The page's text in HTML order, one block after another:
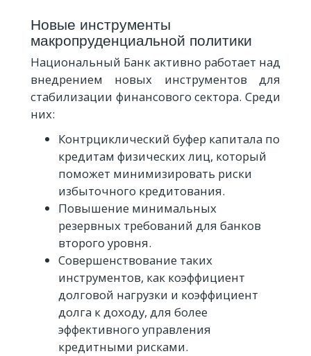
Новые инструменты
макропруденциальной политики
Национальный Банк активно работает над
внедрением новых инструментов для
стабилизации финансового сектора. Среди
них:
Контрциклический буфер капитала по
кредитам физических лиц, который
поможет минимизировать риски
избыточного кредитования.
Повышение минимальных
резервных требований для банков
второго уровня.
Совершенствование таких
инструментов, как коэффициент
долговой нагрузки и коэффициент
долга к доходу, для более
эффективного управления
кредитными рисками.